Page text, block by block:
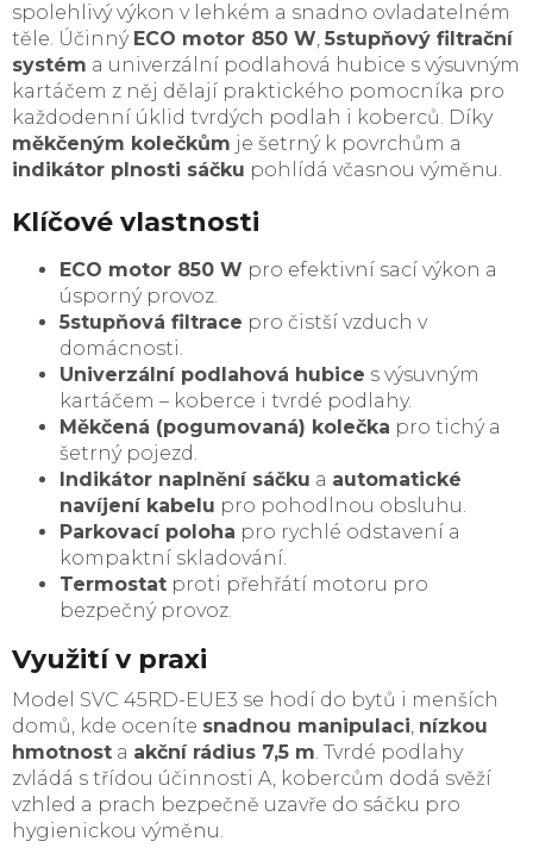
spolehlivý výkon v lehkém a snadno ovladatelném
těle. Účinný ECO motor 850 W, 5stupňový filtrační
systém a univerzální podlahová hubice s výsuvným
kartáčem z něj dělají praktického pomocníka pro
každodenní úklid tvrdých podlah i koberců. Díky
měkčeným kolečkům je šetrný k povrchům a
indikátor plnosti sáčku pohlídá včasnou výměnu.
Klíčové vlastnosti
ECO motor 850 W pro efektivní sací výkon a
úsporný provoz.
5stupňová filtrace pro čistší vzduch v
domácnosti.
Univerzální podlahová hubice s výsuvným
kartáčem – koberce i tvrdé podlahy.
Měkčená (pogumovaná) kolečka pro tichý a
šetrný pojezd.
Indikátor naplnění sáčku a automatické
navíjení kabelu pro pohodlnou obsluhu.
Parkovací poloha pro rychlé odstavení a
kompaktní skladování.
Termostat proti přehřátí motoru pro
bezpečný provoz.
Využití v praxi
Model SVC 45RD-EUE3 se hodí do bytů i menších
domů, kde oceníte snadnou manipulaci, nízkou
hmotnost a akční rádius 7,5 m. Tvrdé podlahy
zvládá s třídou účinnosti A, kobercům dodá svěží
vzhled a prach bezpečně uzavře do sáčku pro
hygienickou výměnu.